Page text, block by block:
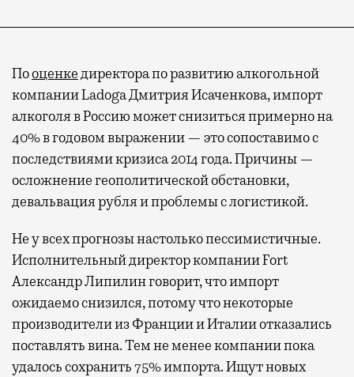
Пооценкедиректора по развитию алкогольной
компании Ladoga Дмитрия Исаченкова, импорт
алкоголя в Россию может снизиться примерно на
40% в годовом выражении — это сопоставимо с
последствиями кризиса 2014 года. Причины —
осложнение геополитической обстановки,
девальвация рубля и проблемы с логистикой.
Не у всех прогнозы настолько пессимистичные.
Исполнительный директор компании Fort
Александр Липилин говорит, что импорт
ожидаемо снизился, потому что некоторые
производители из Франции и Италии отказались
поставлять вина. Тем не менее компании пока
удалось сохранить 75% импорта. Ищут новых